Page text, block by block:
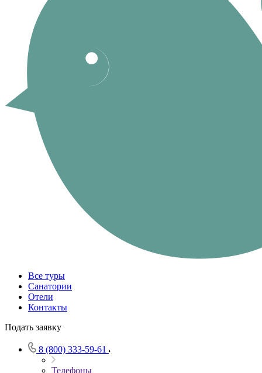
Все туры
Санатории
Отели
Контакты
Подать заявку
8 (800) 333-59-61
Телефоны